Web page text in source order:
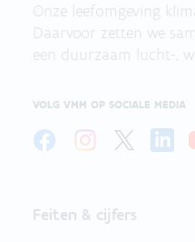
Onze leefomgeving
Daarvoor zetten we
een duurzaam lucht-,
VOLG VMM OP SOCIALE MEDIA
Feiten & cijfers